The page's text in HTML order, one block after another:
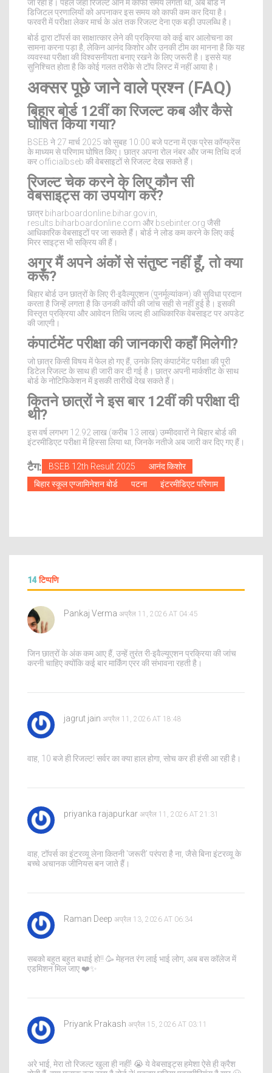
जा रहा है। पहले जहाँ रिजल्ट आने में काफी समय लगता था, अब बोर्ड ने
डिजिटल प्रणालियों को अपनाकर इस समय को काफी कम कर दिया है।
फरवरी में परीक्षा लेकर मार्च के अंत तक रिजल्ट देना एक बड़ी उपलब्धि है।
बोर्ड द्वारा टॉपर्स का साक्षात्कार लेने की प्रक्रिया को कई बार आलोचना का
सामना करना पड़ा है, लेकिन आनंद किशोर और उनकी टीम का मानना है कि यह
व्यवस्था परीक्षा की विश्वसनीयता बनाए रखने के लिए जरूरी है। इससे यह
सुनिश्चित होता है कि कोई गलत तरीके से टॉप लिस्ट में नहीं आया है।
अक्सर पूछे जाने वाले प्रश्न (FAQ)
बिहार बोर्ड 12वीं का रिजल्ट कब और कैसे
घोषित किया गया?
BSEB ने 27 मार्च 2025 को सुबह 10:00 बजे पटना में एक प्रेस कॉन्फ्रेंस
के माध्यम से परिणाम घोषित किए। छात्र अपना रोल नंबर और जन्म तिथि दर्ज
कर officialbseb की वेबसाइटों से रिजल्ट देख सकते हैं।
रिजल्ट चेक करने के लिए कौन सी
वेबसाइट्स का उपयोग करें?
छात्र biharboardonline.bihar.gov.in,
results.biharboardonline.com और bsebinter.org जैसी
आधिकारिक वेबसाइटों पर जा सकते हैं। बोर्ड ने लोड कम करने के लिए कई
मिरर साइट्स भी सक्रिय की हैं।
अगर मैं अपने अंकों से संतुष्ट नहीं हूँ, तो क्या
करूँ?
बिहार बोर्ड उन छात्रों के लिए री-इवैल्यूएशन (पुनर्मूल्यांकन) की सुविधा प्रदान
करता है जिन्हें लगता है कि उनकी कॉपी की जांच सही से नहीं हुई है। इसकी
विस्तृत प्रक्रिया और आवेदन तिथि जल्द ही आधिकारिक वेबसाइट पर अपडेट
की जाएगी।
कंपार्टमेंट परीक्षा की जानकारी कहाँ मिलेगी?
जो छात्र किसी विषय में फेल हो गए हैं, उनके लिए कंपार्टमेंट परीक्षा की पूरी
डिटेल रिजल्ट के साथ ही जारी कर दी गई है। छात्र अपनी मार्कशीट के साथ
बोर्ड के नोटिफिकेशन में इसकी तारीखें देख सकते हैं।
कितने छात्रों ने इस बार 12वीं की परीक्षा दी
थी?
इस वर्ष लगभग 12.92 लाख (करीब 13 लाख) उम्मीदवारों ने बिहार बोर्ड की
इंटरमीडिएट परीक्षा में हिस्सा लिया था, जिनके नतीजे अब जारी कर दिए गए हैं।
टैग: BSEB 12th Result 2025
आनंद किशोर
बिहार स्कूल एग्जामिनेशन बोर्ड
पटना इंटरमीडिएट परिणाम
14टिप्पणि
Pankaj Verma अप्रैल 11, 2026 AT 04:45
जिन छात्रों के अंक कम आए हैं, उन्हें तुरंत री-इवैल्यूएशन प्रक्रिया की जांच
करनी चाहिए क्योंकि कई बार मार्किंग एरर की संभावना रहती है।
jagrut jain अप्रैल 11, 2026 AT 18:48
वाह, 10 बजे ही रिजल्ट! सर्वर का क्या हाल होगा, सोच कर ही हंसी आ रही है।
priyanka rajapurkar अप्रैल 11, 2026 AT 21:31
वाह, टॉपर्स का इंटरव्यू लेना कितनी 'जरूरी' परंपरा है ना, जैसे बिना इंटरव्यू के
बच्चे अचानक जीनियस बन जाते हैं।
Raman Deep अप्रैल 13, 2026 AT 06:34
सबको बहुत बहुत बधाई हो!! 🥳 मेहनत रंग लाई भाई लोग, अब बस कॉलेज में
एडमिशन मिल जाए ❤️✨
Priyank Prakash अप्रैल 15, 2026 AT 03:11
अरे भाई, मेरा तो रिजल्ट खुला ही नहीं! 😭 ये वेबसाइट्स हमेशा ऐसे ही क्रैश